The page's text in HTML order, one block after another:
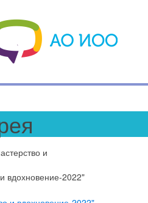
и
вдохновение-2022"